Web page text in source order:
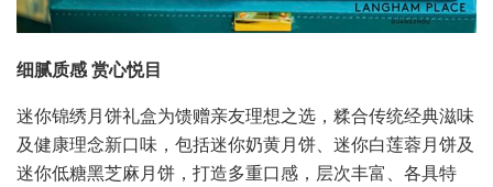
细腻质感 赏心悦目
迷你锦绣月饼礼盒为馈赠亲友理想之选，糅合传统经典滋味
及健康理念新口味，包括迷你奶黄月饼、迷你白莲蓉月饼及
迷你低糖黑芝麻月饼，打造多重口感，层次丰富、各具特